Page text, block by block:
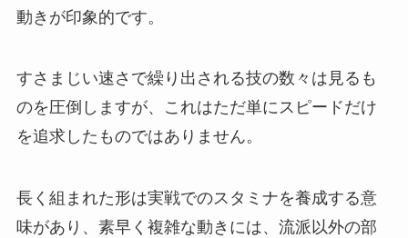
動きが印象的です。
すさまじい速さで繰り出される技の数々は見るも
のを圧倒しますが、これはただ単にスピードだけ
を追求したものではありません。
長く組まれた形は実戦でのスタミナを養成する意
味があり、素早く複雑な動きには、流派以外の部